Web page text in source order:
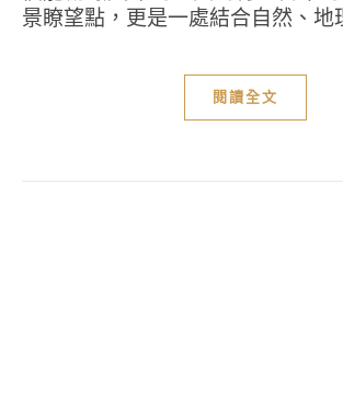
景瞭望點，更是一處結合自然、地
閱讀全文